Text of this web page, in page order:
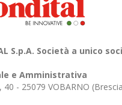
S.p.A. Società a unico
e Amministrativa
40 - 25079 VOBARNO